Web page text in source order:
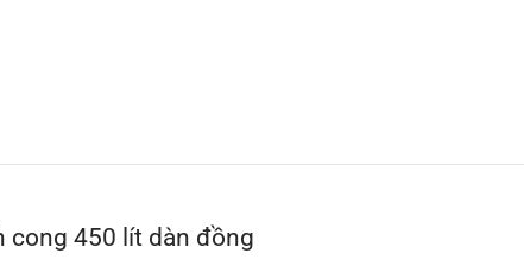
cong 450 lít dàn đồng